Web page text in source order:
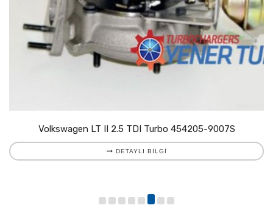
Volkswagen LT II 2.5 TDI Turbo 454205-9007S
DETAYLI BILGI